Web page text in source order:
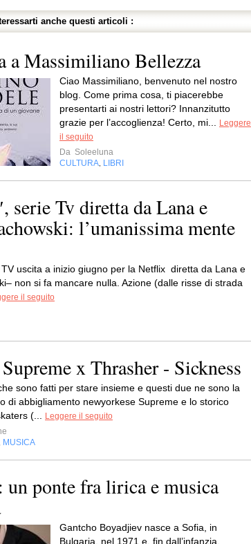
anche questi articoli :
a Massimiliano Bellezza
Ciao Massimiliano, benvenuto nel nostro
blog. Come prima cosa, ti piacerebbe
presentarti ai nostri lettori? Innanzitutto
grazie per l’accoglienza! Certo, mi...
Leggere
il seguito
Da Soleeluna
CULTURA LIBRI
serie Tv diretta da Lana e
l’umanissima mente
uscita a inizio giugno per la Netflix diretta da Lana e
non si fa mancare nulla. Azione (dalle risse di strada
il seguito
x Thrasher - Sickness
sono fatti per stare insieme e questi due ne sono la
di abbigliamento newyorkese Supreme e lo storico
(...
Leggere il seguito
MUSICA
un ponte fra lirica e musica
Gantcho Boyadjiev nasce a Sofia, in
Bulgaria, nel 1971 e, fin dall’infanzia,